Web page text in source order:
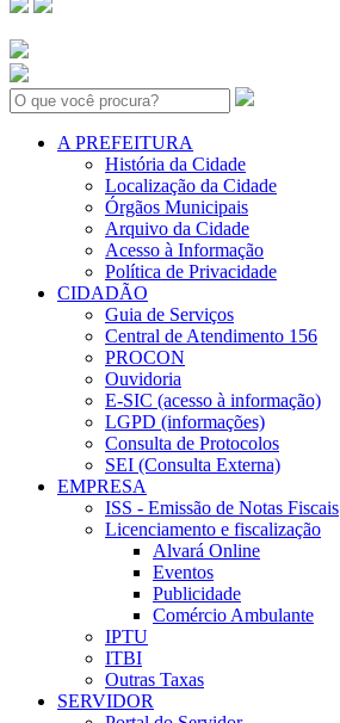
Search:
A PREFEITURA
História da Cidade
Localização da Cidade
Órgãos Municipais
Arquivo da Cidade
Acesso à Informação
Política de Privacidade
CIDADÃO
Guia de Serviços
Central de Atendimento 156
PROCON
Ouvidoria
E-SIC (acesso à informação)
LGPD (informações)
Consulta de Protocolos
SEI (Consulta Externa)
EMPRESA
ISS - Emissão de Notas Fiscais
Licenciamento e fiscalização
Alvará Online
Eventos
Publicidade
Comércio Ambulante
IPTU
ITBI
Outras Taxas
SERVIDOR